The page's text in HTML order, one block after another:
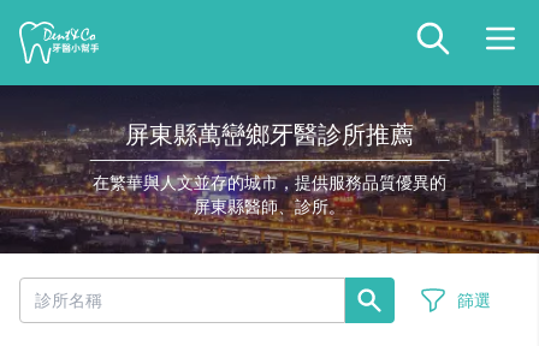
屏東縣萬巒鄉牙醫診所推薦
在繁華與人文並存的城市，提供服務品質優異的
屏東縣醫師、診所。
篩選